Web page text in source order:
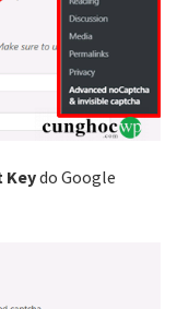
Keydo Google